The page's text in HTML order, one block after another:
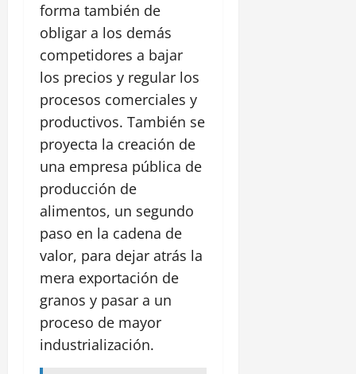
forma también de
obligar a los demás
competidores a bajar
los precios y regular los
procesos comerciales y
productivos. También se
proyecta la creación de
una empresa pública de
producción de
alimentos, un segundo
paso en la cadena de
valor, para dejar atrás la
mera exportación de
granos y pasar a un
proceso de mayor
industrialización.